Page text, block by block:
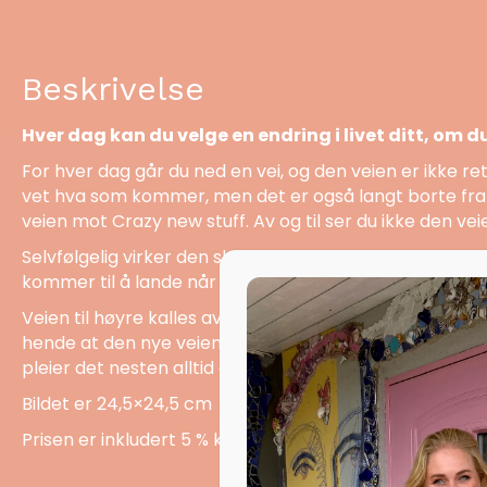
Beskrivelse
Hver dag kan du velge en endring i livet ditt, om
For hver dag går du ned en vei, og den veien er ikke
vet hva som kommer, men det er også langt borte
veien mot Crazy new stuff. Av og til ser du ikke den
Selvfølgelig virker den skummel, for du vet ikke
kommer til å lande når du stuper fra
Veien til høyre kalles av og til fryktens vei, og vi
hende at den nye veien blir enda bedre enn det vi
pleier det nesten alltid å gå bra.
Bildet er 24,5×24,5 cm
Prisen er inkludert 5 % kunstavgift.